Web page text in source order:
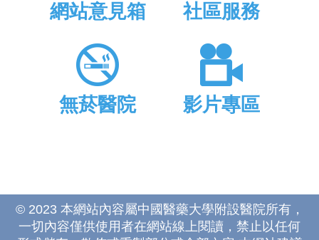
網站意見箱 社區服務
無菸醫院 影片專區
© 2023 本網站內容屬中國醫藥大學附設醫院所有，
一切內容僅供使用者在網站線上閱讀，禁止以任何